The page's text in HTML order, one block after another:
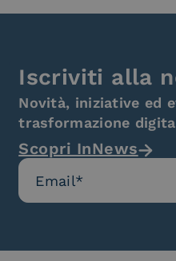
Iscriviti alla
Novità, iniziative ed
trasformazione
Scopri InNews